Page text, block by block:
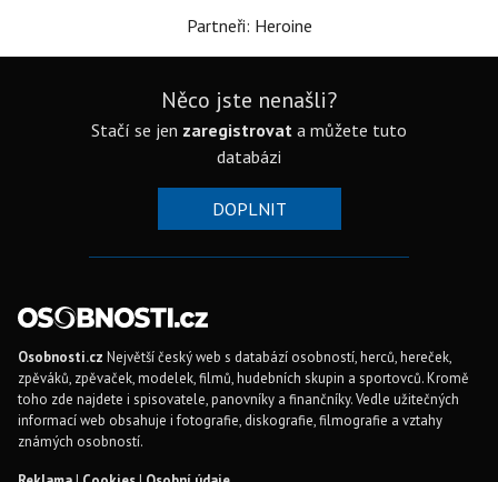
Partneři: Heroine
Něco jste nenašli?
Stačí se jen zaregistrovat a můžete tuto
databázi
DOPLNIT
Osobnosti.cz Největší český web s databází osobností, herců, hereček,
zpěváků, zpěvaček, modelek, filmů, hudebních skupin a sportovců. Kromě
toho zde najdete i spisovatele, panovníky a finančníky. Vedle užitečných
informací web obsahuje i fotografie, diskografie, filmografie a vztahy
známých osobností.